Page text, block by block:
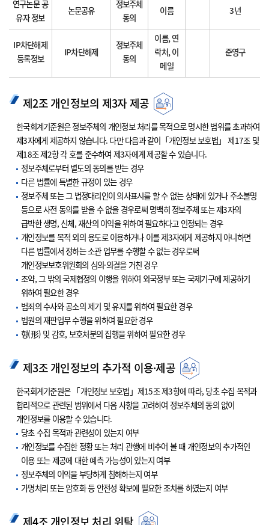
연구논문 공
유자 정보
논문공유
정보주체
동의
이름 3년
IP차단해제
등록정보
IP차단해제
정보주체
동의
이름, 연
락처, 이
메일
준영구
제2조 개인정보의 제3자 제공
한국회계기준원은 정보주체의 개인정보 처리를 목적으로 명시한 범위를 초과하여
제3자에게 제공하지 않습니다. 다만 다음과 같이「개인정보 보호법」 제17조 및
제18조 제2항 각 호를 준수하여 제3자에게 제공할 수 있습니다.
정보주체로부터 별도의 동의를 받는 경우
다른 법률에 특별한 규정이 있는 경우
정보주체 또는 그 법정대리인이 의사표시를 할 수 없는 상태에 있거나 주소불명
등으로 사전 동의를 받을 수 없을 경우로써 명백히 정보주체 또는 제3자의
급박한 생명, 신체, 재산의 이익을 위하여 필요하다고 인정되는 경우
개인정보를 목적 외의 용도로 이용하거나 이를 제3자에게 제공하지 아니하면
다른 법률에서 정하는 소관 업무를 수행할 수 없는 경우로써
개인정보보호위원회의 심의·의결을 거친 경우
조약, 그 밖의 국제협정의 이행을 위하여 외국정부 또는 국제기구에 제공하기
위하여 필요한 경우
범죄의 수사와 공소의 제기 및 유지를 위하여 필요한 경우
법원의 재판업무 수행을 위하여 필요한 경우
형(形) 및 감호, 보호처분의 집행을 위하여 필요한 경우
제3조 개인정보의 추가적 이용·제공
한국회계기준원은 「개인정보 보호법」제15조 제3항에 따라, 당초 수집 목적과
합리적으로 관련된 범위에서 다음 사항을 고려하여 정보주체의 동의 없이
개인정보를 이용할 수 있습니다.
당초 수집 목적과 관련성이 있는지 여부
개인정보를 수집한 정황 또는 처리 관행에 비추어 볼 때 개인정보의 추가적인
이용 또는 제공에 대한 예측 가능성이 있는지 여부
정보주체의 이익을 부당하게 침해하는지 여부
가명처리 또는 암호화 등 안전성 확보에 필요한 조치를 하였는지 여부